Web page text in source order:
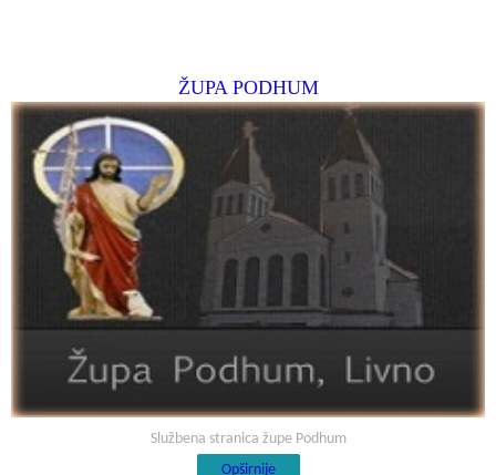
ŽUPA PODHUM
Službena stranica župe Podhum
Opširnije